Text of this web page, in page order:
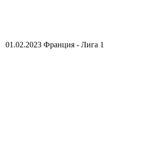
01.02.2023 Франция - Лига 1